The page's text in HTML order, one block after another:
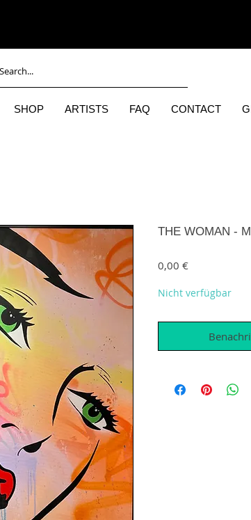
SHOP ARTISTS FAQ CONTACT
THE WOMAN -
0,00 €Preis
Nicht verfügbar